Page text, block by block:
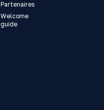
Partenaires
Welcome
guide